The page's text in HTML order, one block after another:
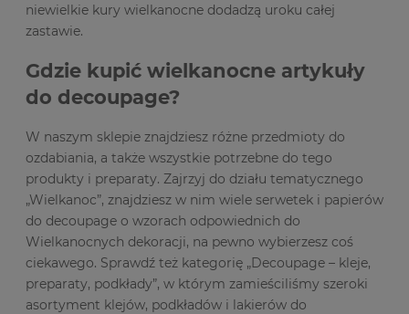
niewielkie kury wielkanocne dodadzą uroku całej
zastawie.
Gdzie kupić wielkanocne artykuły
do decoupage?
W naszym sklepie znajdziesz różne przedmioty do
ozdabiania, a także wszystkie potrzebne do tego
produkty i preparaty. Zajrzyj do działu tematycznego
„Wielkanoc”, znajdziesz w nim wiele serwetek i papierów
do decoupage o wzorach odpowiednich do
Wielkanocnych dekoracji, na pewno wybierzesz coś
ciekawego. Sprawdź też kategorię „Decoupage – kleje,
preparaty, podkłady”, w którym zamieściliśmy szeroki
asortyment klejów, podkładów i lakierów do